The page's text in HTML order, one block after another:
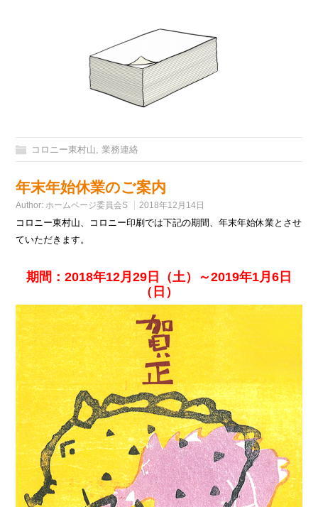
コロニー東村山,業務連絡
年末年始休業のご案内
Author:ホームページ委員会S 2018年12月14日
コロニー東村山、コロニー印刷では下記の期間、年末年始休業とさせ
ていただきます。
期間：2018年12月29日（土）～2019年1月6日
（日）